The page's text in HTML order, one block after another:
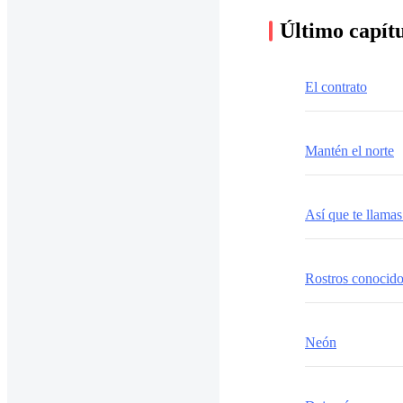
Último
El contrato
Mantén el norte
Así que te
Rostros
Neón